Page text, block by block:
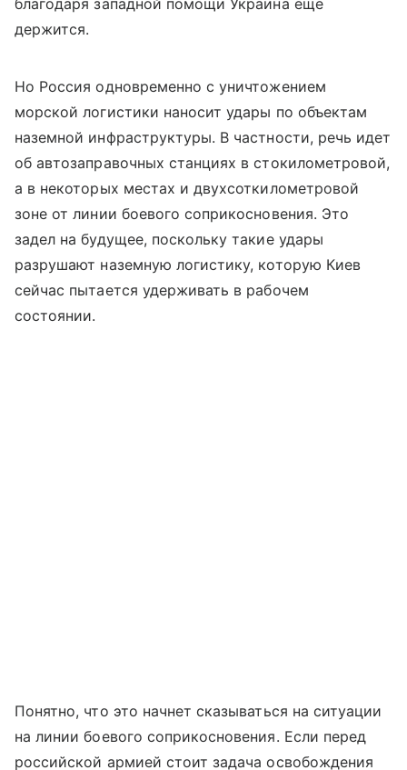
держится.
Но Россия одновременно с уничтожением
морской логистики наносит удары по объектам
наземной инфраструктуры. В частности, речь идет
об автозаправочных станциях в стокилометровой,
а в некоторых местах и двухсоткилометровой
зоне от линии боевого соприкосновения. Это
задел на будущее, поскольку такие удары
разрушают наземную логистику, которую Киев
сейчас пытается удерживать в рабочем
состоянии.
Понятно, что это начнет сказываться на ситуации
на линии боевого соприкосновения. Если перед
российской армией стоит задача освобождения